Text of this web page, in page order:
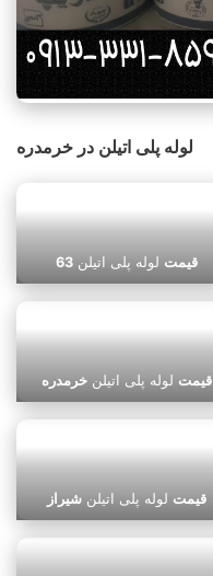
لوله پلی اتیلن در خرمدره
قیمت لوله پلی اتیلن63
قیمت لوله پلی اتیلنخرمدره
قیمت لوله پلی اتیلنشیراز